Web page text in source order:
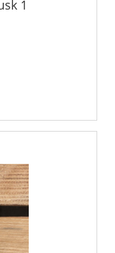
1